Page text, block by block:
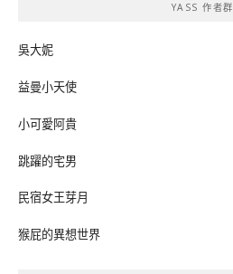
YASS 作者群
吳大妮
益曼小天使
小可愛阿貴
跳躍的宅男
民宿女王芽月
猴屁的異想世界